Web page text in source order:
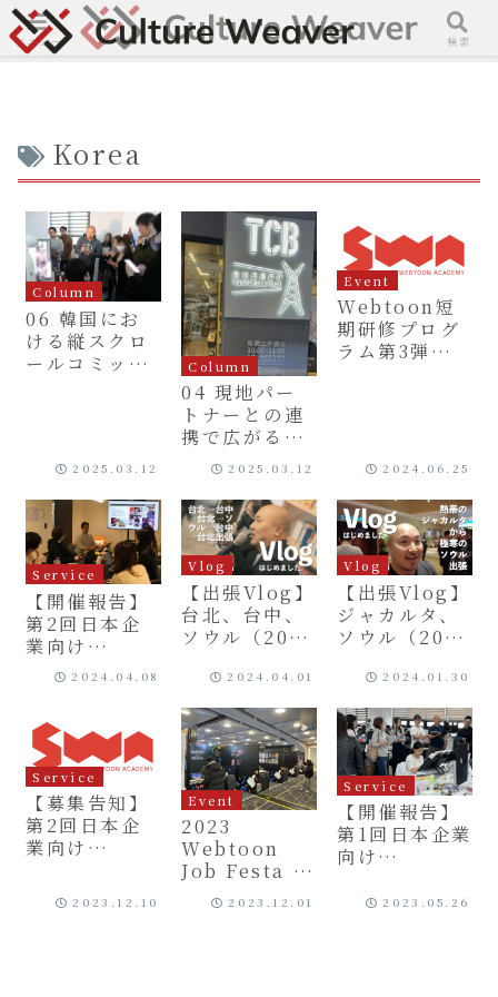
Korea
Column
06 韓国にお
ける縦スクロ
ールコミック
2025.03.12
Column
04 現地パー
トナーとの連
携で広がる国
際展開2025.03.12
Event
Webtoon短
期研修プログ
ラム第3弾、
2024.06.25
Service
【開催報告】
第2回日本企
業向け
Webtoon短
期研修プログ
2024.04.08
Vlog
【出張Vlog】
台北、台中、
ソウル（2024
2024.04.01
Vlog
【出張Vlog】
ジャカルタ、
ソウル（2024
2024.01.30
Service
【募集告知】
第2回日本企
業向け
期研修プログ
ラム 2023.12.10
Event
2023
Webtoon
Job Festa 日
本窓口とし
て、縦スクコ
2023.12.01
Service
【開催報告】
第1回日本企業
向け
期研修プログ
2023.05.26
メニュー 検索